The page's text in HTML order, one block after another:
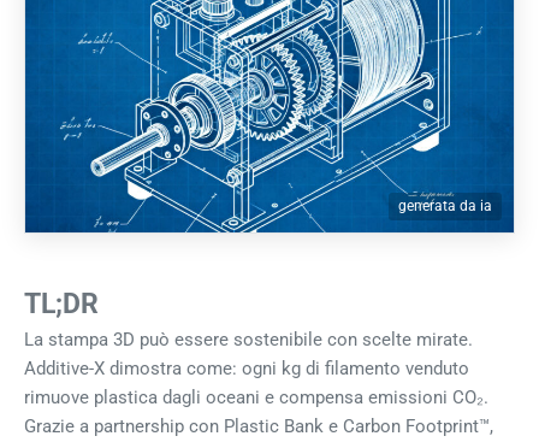
generata da ia
TL;DR
La stampa 3D può essere sostenibile con scelte mirate.
Additive-X dimostra come: ogni kg di filamento venduto
rimuove plastica dagli oceani e compensa emissioni CO₂.
Grazie a partnership con Plastic Bank e Carbon Footprint™,